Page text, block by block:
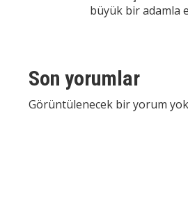
büyük bir adamla
Son yorumlar
Görüntülenecek bir yorum